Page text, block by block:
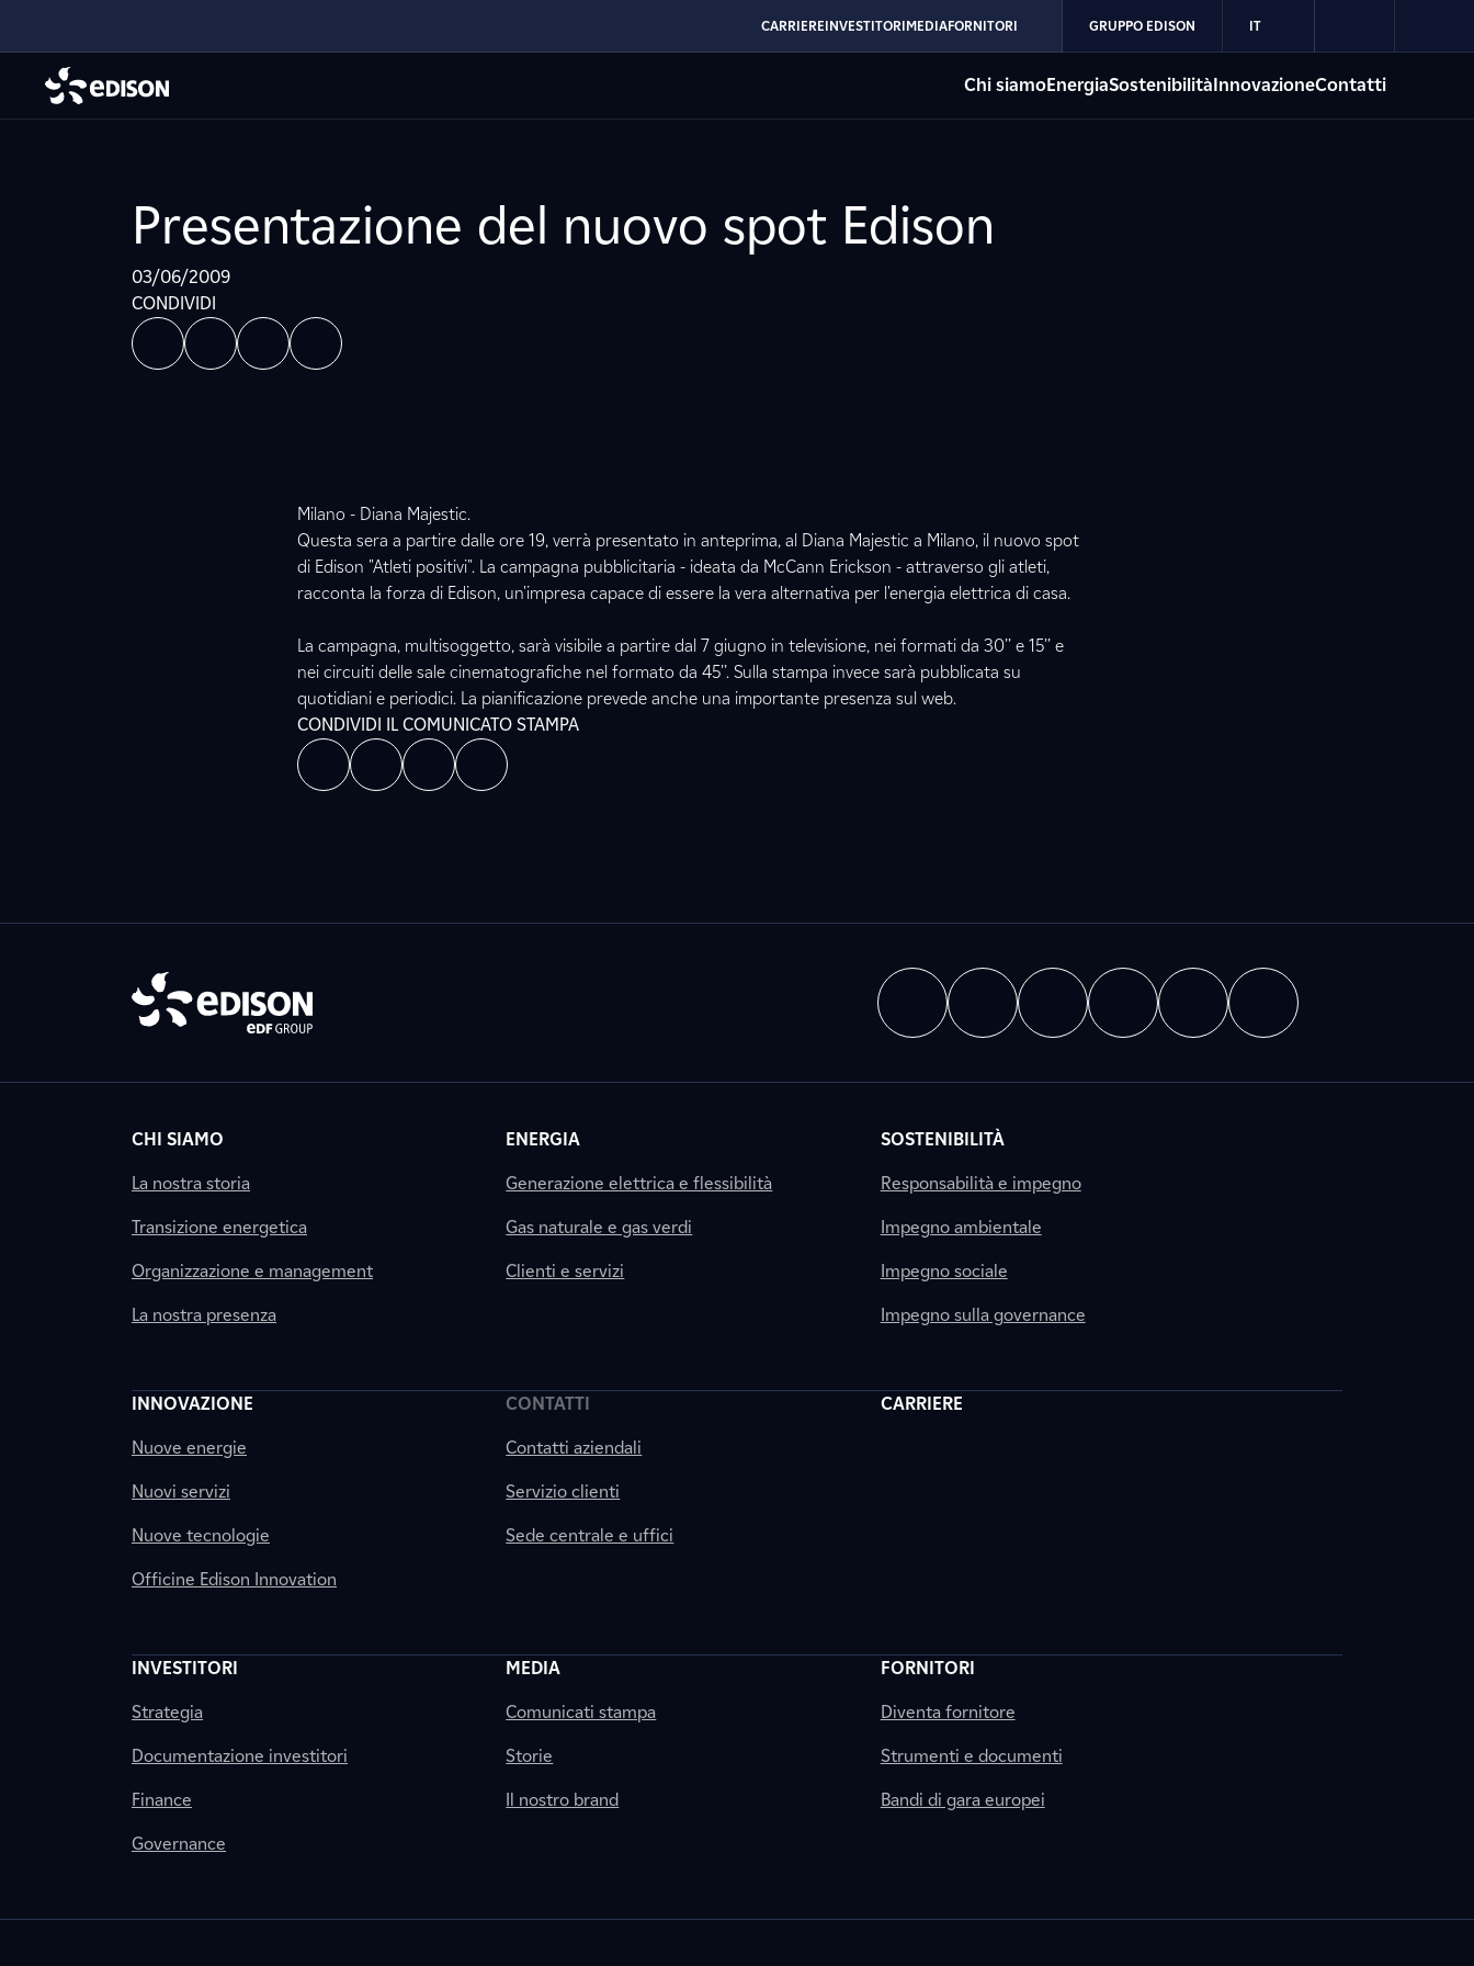
CARRIEREINVESTITORIMEDIAFORNITORI GRUPPO EDISON IT
Chi siamoEnergiaSostenibilitàInnovazioneContatti
Presentazione del nuovo spot Edison
03/06/2009
CONDIVIDI
Milano - Diana Majestic.
Questa sera a partire dalle ore 19, verrà presentato in anteprima, al Diana Majestic a Milano, il nuovo spot
di Edison "Atleti positivi". La campagna pubblicitaria - ideata da McCann Erickson - attraverso gli atleti,
racconta la forza di Edison, un'impresa capace di essere la vera alternativa per l'energia elettrica di casa.
La campagna, multisoggetto, sarà visibile a partire dal 7 giugno in televisione, nei formati da 30’’ e 15’’ e
nei circuiti delle sale cinematografiche nel formato da 45’’. Sulla stampa invece sarà pubblicata su
quotidiani e periodici. La pianificazione prevede anche una importante presenza sul web.
CONDIVIDI IL COMUNICATO STAMPA
CHI SIAMO
La nostra storia
Transizione energetica
Organizzazione e management
La nostra presenza
ENERGIA
Generazione elettrica e flessibilità
Gas naturale e gas verdi
Clienti e servizi
SOSTENIBILITÀ
Responsabilità e impegno
Impegno ambientale
Impegno sociale
Impegno sulla governance
INNOVAZIONE
Nuove energie
Nuovi servizi
Nuove tecnologie
Officine Edison Innovation
CONTATTI
Contatti aziendali
Servizio clienti
Sede centrale e uffici
CARRIERE
INVESTITORI
Strategia
Documentazione investitori
Finance
Governance
MEDIA
Comunicati stampa
Storie
Il nostro brand
FORNITORI
Diventa fornitore
Strumenti e documenti
Bandi di gara europei